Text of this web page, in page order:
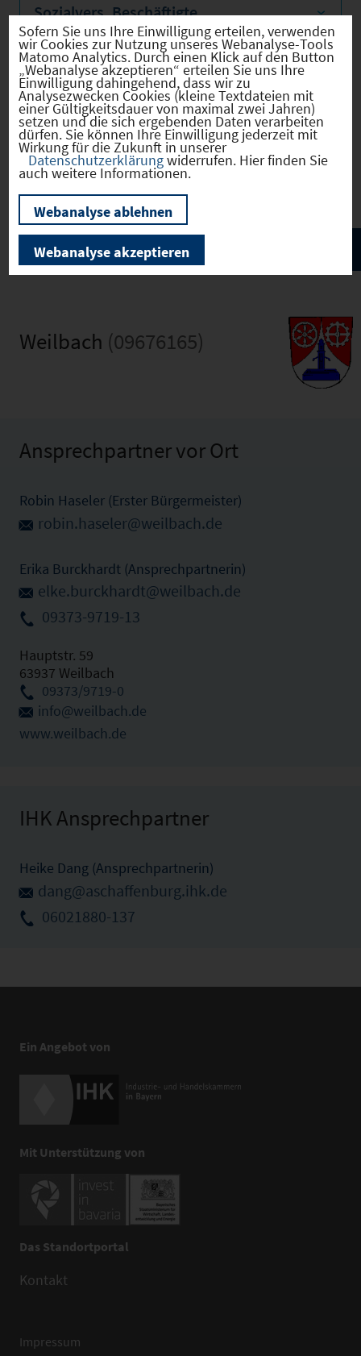
Sozialvers. Beschäftigte
Verkehrsinfrastruktur
Kommunale Infrastruktur
Weilbach (09676165)
Ansprechpartner vor Ort
Robin Haseler (Erster Bürgermeister)
robin.haseler@weilbach.de
Erika Burckhardt (Ansprechpartnerin)
elke.burckhardt@weilbach.de
09373-9719-13
Hauptstr. 59
63937 Weilbach
09373/9719-0
info@weilbach.de
www.weilbach.de
IHK Ansprechpartner
Heike Dang (Ansprechpartnerin)
dang@aschaffenburg.ihk.de
06021880-137
Ein Angebot von
Mit Unterstützung von
Das Standortportal
Kontakt
Impressum
Sofern Sie uns Ihre Einwilligung erteilen, verwenden
wir Cookies zur Nutzung unseres Webanalyse-Tools
Matomo Analytics. Durch einen Klick auf den Button
„Webanalyse akzeptieren“ erteilen Sie uns Ihre
Einwilligung dahingehend, dass wir zu
Analysezwecken Cookies (kleine Textdateien mit
einer Gültigkeitsdauer von maximal zwei Jahren)
setzen und die sich ergebenden Daten verarbeiten
dürfen. Sie können Ihre Einwilligung jederzeit mit
Wirkung für die Zukunft in unserer
Datenschutzerklärungwiderrufen. Hier finden Sie
auch weitere Informationen.
Webanalyse ablehnen
Webanalyse akzeptieren